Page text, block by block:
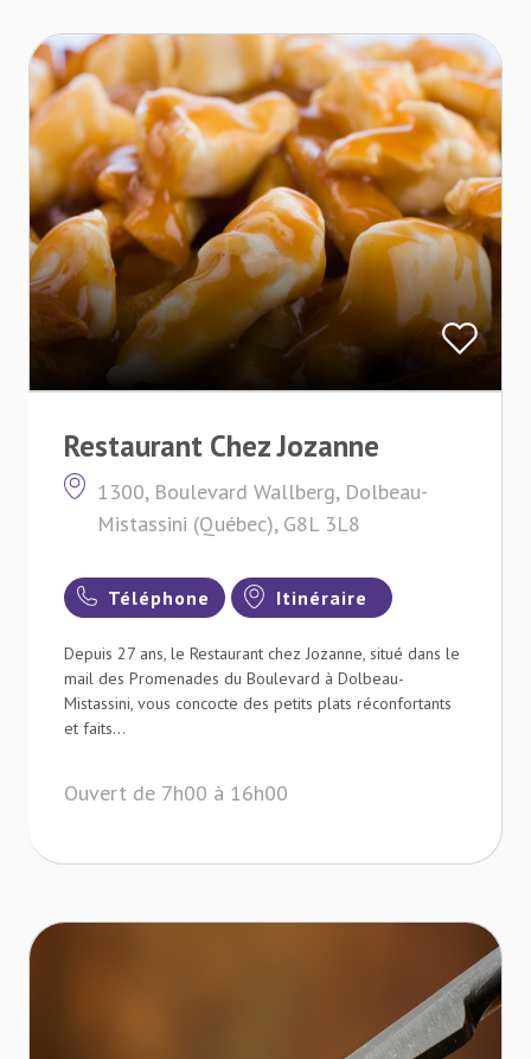
Restaurant Chez Jozanne
1300, Boulevard Wallberg, Dolbeau-
Mistassini (Québec), G8L 3L8
Téléphone Itinéraire
Depuis 27 ans, le Restaurant chez Jozanne, situé dans le
mail des Promenades du Boulevard à Dolbeau-
Mistassini, vous concocte des petits plats réconfortants
et faits...
Ouvert de 7h00 à 16h00